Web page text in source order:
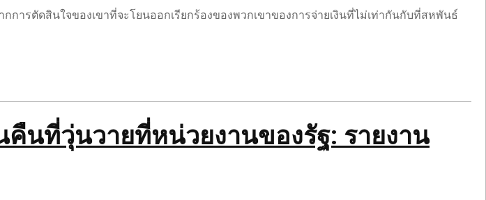
รตัดสินใจของเขาที่จะโยนออกเรียกร้องของพวกเขาของการจ่ายเงินที่ไม่เท่ากันกับที่สหพันธ์
นที่วุ่นวายที่หน่วยงานของรัฐ: รายงาน